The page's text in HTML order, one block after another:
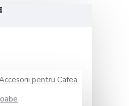
pentru Cafea